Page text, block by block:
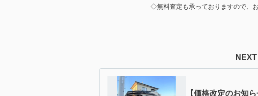
◇無料査定も承っておりますので、
NEXT
【価格改定のお知